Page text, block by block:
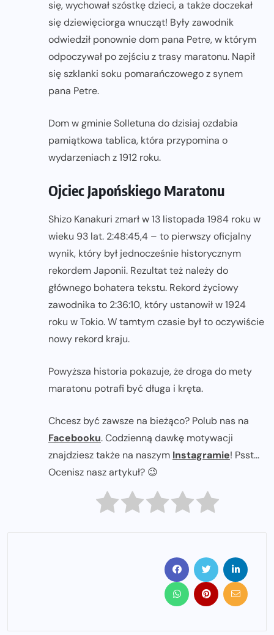
się, wychował szóstkę dzieci, a także doczekał
się dziewięciorga wnucząt! Były zawodnik
odwiedził ponownie dom pana Petre, w którym
odpoczywał po zejściu z trasy maratonu. Napił
się szklanki soku pomarańczowego z synem
pana Petre.
Dom w gminie Solletuna do dzisiaj ozdabia
pamiątkowa tablica, która przypomina o
wydarzeniach z 1912 roku.
Ojciec Japońskiego Maratonu
Shizo Kanakuri zmarł w 13 listopada 1984 roku w
wieku 93 lat. 2:48:45,4 – to pierwszy oficjalny
wynik, który był jednocześnie historycznym
rekordem Japonii. Rezultat też należy do
głównego bohatera tekstu. Rekord życiowy
zawodnika to 2:36:10, który ustanowił w 1924
roku w Tokio. W tamtym czasie był to oczywiście
nowy rekord kraju.
Powyższa historia pokazuje, że droga do mety
maratonu potrafi być długa i kręta.
Chcesz być zawsze na bieżąco? Polub nas na
Facebooku. Codzienną dawkę motywacji
znajdziesz także na naszym Instagramie! Psst...
Ocenisz nasz artykuł? 😉